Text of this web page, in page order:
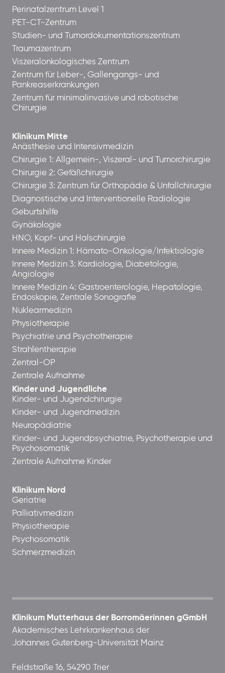
Perinatalzentrum Level 1
PET-CT-Zentrum
Studien- und Tumordokumentationszentrum
Traumazentrum
Viszeralonkologisches Zentrum
Zentrum für Leber-, Gallengangs- und
Pankreaserkrankungen
Zentrum für minimalinvasive und robotische
Chirurgie
Klinikum Mitte
Anästhesie und Intensivmedizin
Chirurgie 1: Allgemein-, Viszeral- und Tumorchirurgie
Chirurgie 2: Gefäßchirurgie
Chirurgie 3: Zentrum für Orthopädie & Unfallchirurgie
Diagnostische und Interventionelle Radiologie
Geburtshilfe
Gynäkologie
HNO, Kopf- und Halschirurgie
Innere Medizin 1: Hämato-Onkologie/Infektiologie
Innere Medizin 3: Kardiologie, Diabetologie,
Angiologie
Innere Medizin 4: Gastroenterologie, Hepatologie,
Endoskopie, Zentrale Sonografie
Nuklearmedizin
Physiotherapie
Psychiatrie und Psychotherapie
Strahlentherapie
Zentral-OP
Zentrale Aufnahme
Kinder und Jugendliche
Kinder- und Jugendchirurgie
Kinder- und Jugendmedizin
Neuropädiatrie
Kinder- und Jugendpsychiatrie, Psychotherapie und
Psychosomatik
Zentrale Aufnahme Kinder
Klinikum Nord
Geriatrie
Palliativmedizin
Physiotherapie
Psychosomatik
Schmerzmedizin
Klinikum Mutterhaus der Borromäerinnen gGmbH
Akademisches Lehrkrankenhaus der
Johannes Gutenberg-Universität Mainz
Feldstraße 16, 54290 Trier